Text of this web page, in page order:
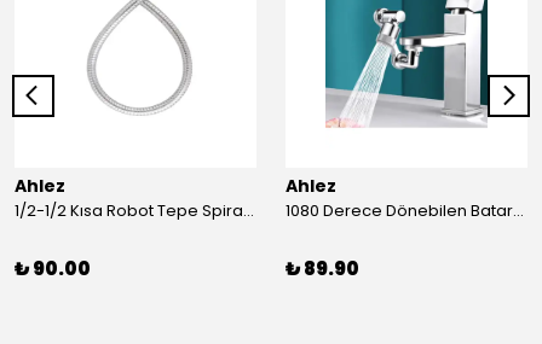
Ahlez
1/2-1/2 Kısa Robot Tepe Spiral Duş Hortumu 60cm
₺ 90.00
Ahlez
1080 Derece Dönebilen Batarya Musluk Başlığı Krom Batarya 2 Fonksiyonlu Musluk Başlığı
₺ 89.90